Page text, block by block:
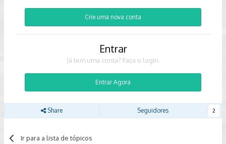
Crie uma nova conta
Entrar
Já tem uma conta? Faça o login.
Entrar Agora
Share Seguidores 2
Ir para a lista de tópicos